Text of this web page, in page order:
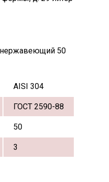
нержавеющий 50
AISI 304
ГОСТ 2590-88
50
3